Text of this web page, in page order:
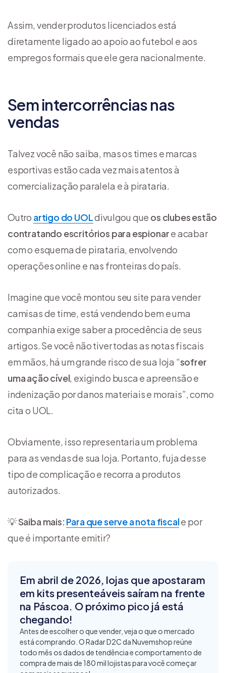
Assim, vender produtos licenciados está
diretamente ligado ao apoio ao futebol e aos
empregos formais que ele gera nacionalmente.
Sem intercorrências nas
vendas
Talvez você não saiba, mas os times e marcas
esportivas estão cada vez mais atentos à
comercialização paralela e à pirataria.
Outro artigo do UOLdivulgou que os clubes estão
contratando escritórios para espionare acabar
com o esquema de pirataria, envolvendo
operações online e nas fronteiras do país.
Imagine que você montou seu site para vender
camisas de time, está vendendo bem e uma
companhia exige saber a procedência de seus
artigos. Se você não tiver todas as notas fiscais
em mãos, há um grande risco de sua loja “sofrer
uma ação cível, exigindo busca e apreensão e
indenização por danos materiais e morais”, como
cita o UOL.
Obviamente, isso representaria um problema
para as vendas de sua loja. Portanto, fuja desse
tipo de complicação e recorra a produtos
autorizados.
💡Saiba mais: Para que serve a nota fiscale por
que é importante emitir?
Em abril de 2026, lojas que apostaram
em kits presenteáveis saíram na frente
na Páscoa. O próximo pico já está
chegando!
Antes de escolher o que vender, veja o que o mercado
está comprando. O Radar D2C da Nuvemshop reúne
todo mês os dados de tendência e comportamento de
compra de mais de 180 mil lojistas para você começar